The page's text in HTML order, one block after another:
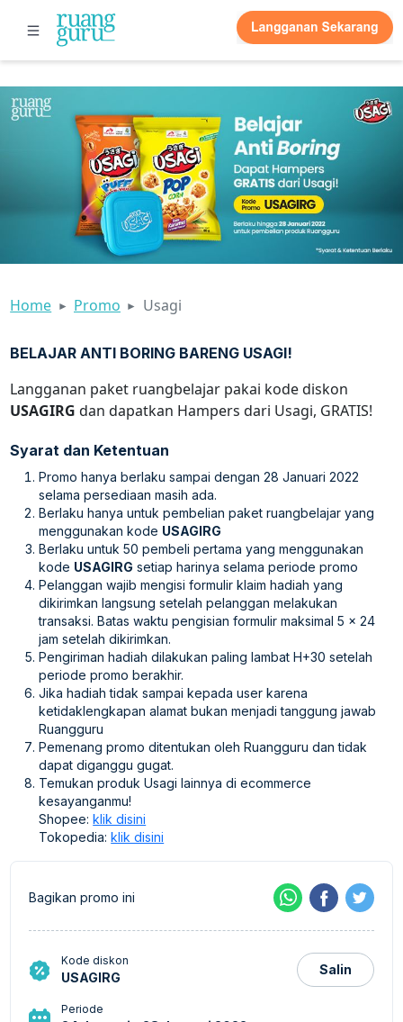
Home Promo Usagi
BELAJAR ANTI BORING BARENG USAGI!
Langganan paket ruangbelajar pakai kode diskon
USAGIRG dan dapatkan Hampers dari Usagi, GRATIS!
Syarat dan Ketentuan
Promo hanya berlaku sampai dengan 28 Januari 2022
selama persediaan masih ada.
Berlaku hanya untuk pembelian paket ruangbelajar yang
menggunakan kode USAGIRG
Berlaku untuk 50 pembeli pertama yang menggunakan
kode USAGIRG setiap harinya selama periode promo
Pelanggan wajib mengisi formulir klaim hadiah yang
dikirimkan langsung setelah pelanggan melakukan
transaksi. Batas waktu pengisian formulir maksimal 5 x 24
jam setelah dikirimkan.
Pengiriman hadiah dilakukan paling lambat H+30 setelah
periode promo berakhir.
Jika hadiah tidak sampai kepada user karena
ketidaklengkapan alamat bukan menjadi tanggung jawab
Ruangguru
Pemenang promo ditentukan oleh Ruangguru dan tidak
dapat diganggu gugat.
Temukan produk Usagi lainnya di ecommerce
kesayanganmu!
Shopee:klik disini
Tokopedia:klik disini
Bagikan promo ini
Kode diskon
USAGIRG
Salin
Periode